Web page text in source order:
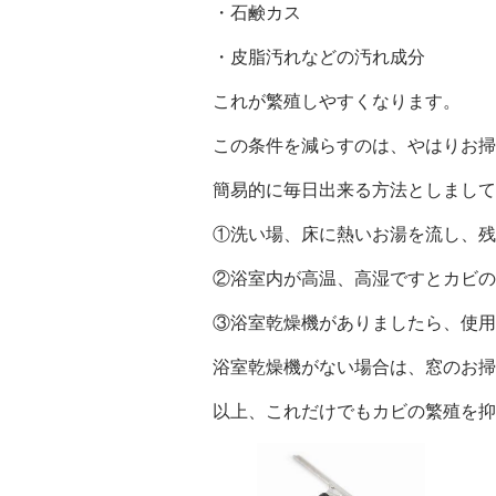
・石鹸カス
・皮脂汚れなどの汚れ成分
これが繁殖しやすくなります。
この条件を減らすのは、やはりお
簡易的に毎日出来る方法としまし
①洗い場、床に熱いお湯を流し、
②浴室内が高温、高湿ですとカビ
③浴室乾燥機がありましたら、使
浴室乾燥機がない場合は、窓のお
以上、これだけでもカビの繁殖を